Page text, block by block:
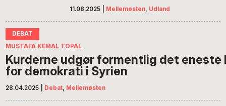
11.08.2025 Mellemøsten, Udland
MUSTAFA KEMAL TOPAL
Kurderne udgør formentlig det eneste
for demokrati i Syrien
28.04.2025 Debat, Mellemøsten